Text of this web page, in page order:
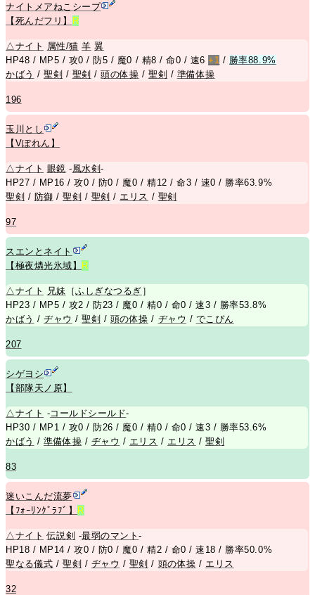
ナイトメアねこシープ
【死んだフリ】
R
△ナイト 属性/猫 羊 翼
HP48 / MP5 / 攻0 / 防5 / 魔0 / 精8 / 命0 / 速6+1 / 勝率88.9%
かばう /聖剣 / 聖剣 /頭の体操 / 聖剣 / 準備体操
196
玉川とし
【Vぽれん】
△ナイト 眼鏡 -風水剣-
HP27 / MP16 / 攻0 / 防0 / 魔0 / 精12 / 命3 / 速0 / 勝率63.9%
聖剣 / 防御 /聖剣 / 聖剣 / エリス / 聖剣
97
スエンとネイト
【極夜燐光氷域】 R
△ ナイト 兄妹 ［ふしぎなつるぎ ］
HP23 / MP5 / 攻2 / 防23 / 魔0 / 精0 / 命0 / 速3 / 勝率53.8%
かばう /ヂャウ /聖剣 / 頭の体操 / ヂャウ / でこぴん
207
シゲヨシ
【部隊天ノ原】
△ ナイト -コールドシールド-
HP30 / MP1 / 攻0 / 防26 / 魔0 / 精0 / 命0 / 速3 / 勝率53.6%
かばう /準備体操 / ヂャウ / エリス / エリス /聖剣
83
迷いこんだ流夢
【ﾌｫｰﾘﾝｸﾞﾗﾌﾞ】 R
△ ナイト 伝説剣 -最弱のマント-
HP18 / MP14 / 攻0 / 防0 / 魔0 / 精2 / 命0 / 速18 / 勝率50.0%
聖なる儀式 /聖剣 / ヂャウ / 聖剣 / 頭の体操 / エリス
32